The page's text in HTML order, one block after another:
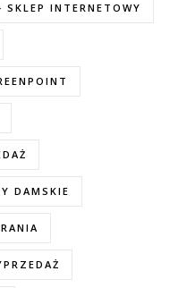
INTERNETOWY
DAMSKIE